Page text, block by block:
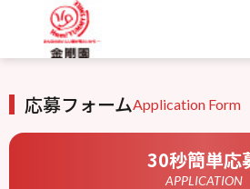
応募フォームApplication Form
30秒簡単応
APPLICATION